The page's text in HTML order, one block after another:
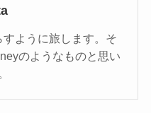
ように旅します。そ
のようなものと思い